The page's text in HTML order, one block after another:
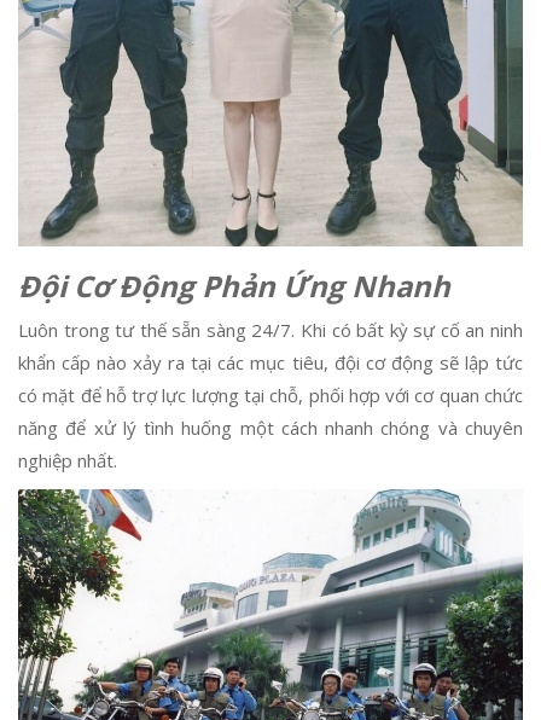
Đội Cơ Động Phản Ứng Nhanh
Luôn trong tư thế sẵn sàng 24/7. Khi có bất kỳ sự cố an ninh
khẩn cấp nào xảy ra tại các mục tiêu, đội cơ động sẽ lập tức
có mặt để hỗ trợ lực lượng tại chỗ, phối hợp với cơ quan chức
năng để xử lý tình huống một cách nhanh chóng và chuyên
nghiệp nhất.